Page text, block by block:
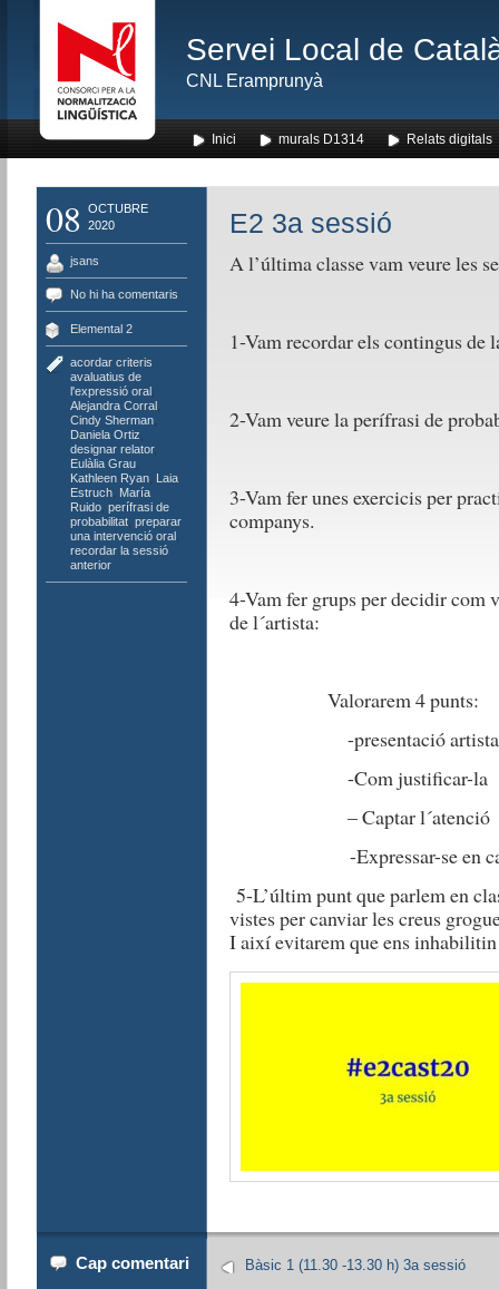
Servei Local de
CNL Eramprunyà
Inici murals D1314 Relats digitals
08
OCTUBRE
2020
jsans
No hi ha comentaris
Elemental 2
acordar criteris
avaluatius de
l'expressió oral,
Alejandra Corral,
Cindy Sherman,
Daniela Ortiz
designar relator,
Eulàlia Grau,
Kathleen Ryan, Laia
Estruch, María
Ruido, perífrasi de
probabilitat, preparar
una intervenció oral,
recordar la sessió
anterior
E2 3a sessió
A l’última classe vam veure les
1-Vam recordar els contingus de
2-Vam veure la perífrasi de
3-Vam fer unes exercicis per
companys.
4-Vam fer grups per decidir com
de l´artista:
Valorarem 4 punts:
-presentació artista
-Com justificar-la
– Captar l´atenció
-Expressar-se en
5-L’últim punt que parlem en
vistes per canviar les creus
Iaixí evitarem que ens inhabilitin
Cap comentari Bàsic 1 (11.30 -13.30 h) 3a sessió